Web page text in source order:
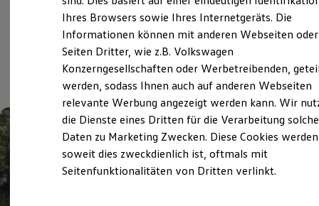
Fahrerassistenz- und Sicherheitssysteme
Kontrollleuchten
Kurzfahrprofile und Ölverdünnung
Batterieverordnung
XTL-Dieselkraftstoff
Ersatzteile und Betriebsflüssigkeiten
Original Zubehör und Lifestyle Produkte
myVolkswagen Business
Elektrisch & Autonom
Elektro - & Hybridfahrzeuge
Klimafreundlicher Strom
Aktuelle Highlights
und Angebote
Ihres Browsers sowie Ihres Internetgeräts. Die
Informationen können mit anderen Webseiten oder
Seiten Dritter, wie z.B. Volkswagen
Konzerngesellschaften oder Werbetreibenden,
werden, sodass Ihnen auch auf anderen Webseiten
relevante Werbung angezeigt werden kann. Wir
die Dienste eines Dritten für die Verarbeitung
Daten zu Marketing Zwecken. Diese Cookies
soweit dies zweckdienlich ist, oftmals mit
Seitenfunktionalitäten von Dritten verlinkt.